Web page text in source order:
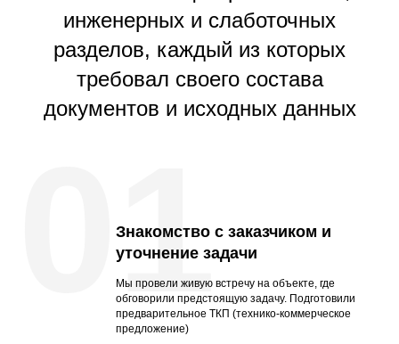
инженерных и слаботочных
разделов, каждый из которых
требовал своего состава
документов и исходных данных
Знакомство с заказчиком и
уточнение задачи
Мы провели живую встречу на объекте, где
обговорили предстоящую задачу. Подготовили
предварительное ТКП (технико-коммерческое
предложение)
01